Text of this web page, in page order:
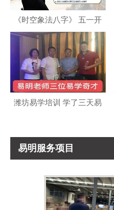
《时空象法八字》 五一开
潍坊易学培训 学了三天易
易明服务项目